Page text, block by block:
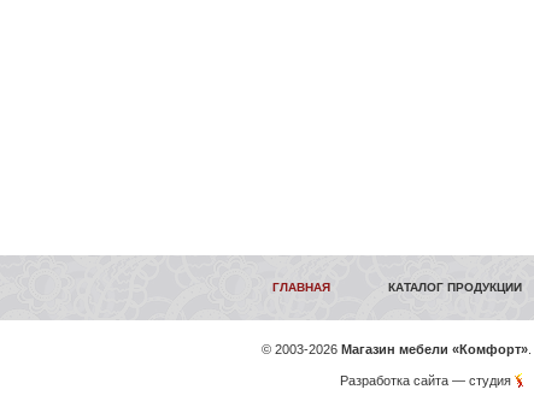
ГЛАВНАЯ КАТАЛОГ ПРОДУКЦИИ
© 2003-2026 Магазин мебели «Комфорт»
Разработка сайта— студия